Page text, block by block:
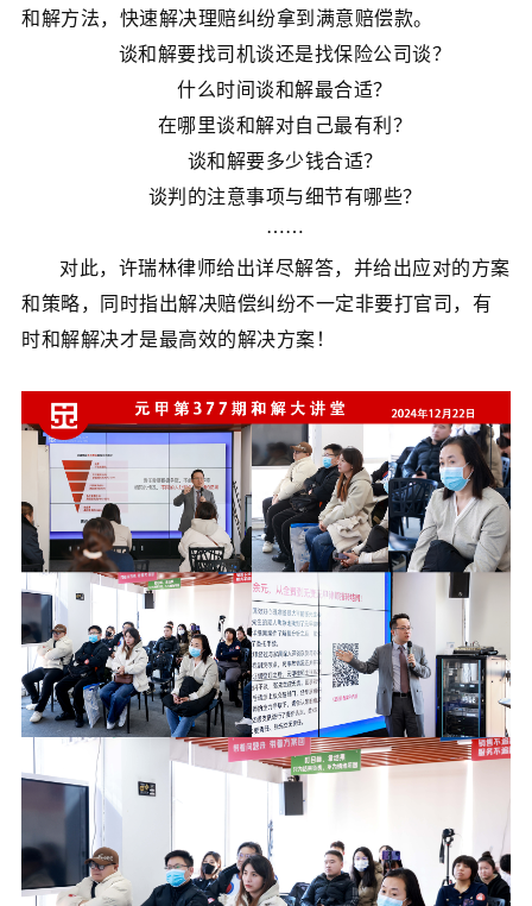
和解方法，快速解决理赔纠纷拿到满意赔偿款。
谈和解要找司机谈还是找保险公司谈？
什么时间谈和解最合适？
在哪里谈和解对自己最有利？
谈和解要多少钱合适？
谈判的注意事项与细节有哪些？
……
对此，许瑞林律师给出详尽解答，并给出应对的方案
和策略，同时指出解决赔偿纠纷不一定非要打官司，有
时和解解决才是最高效的解决方案！